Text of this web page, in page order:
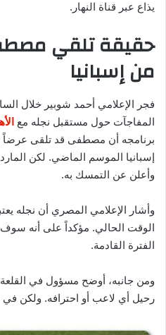
يذاع عبر قناة النهار.
حقيقة تلقي
من إسبانيا
فجر الإعلامي أحمد شوبير خلال
المفاجآت حول مستقبل نجله مع
برنامجه أن مصطفى قد تلقى
إسبانيا الموسم الماضي. لكن
وأعلن عن التمسك به.
وأشار الإعلامي المصري أن نجله
الوقت الحالي. مؤكداً على أنه
الفترة القادمة.
ومن جانبه، أوضح مسؤول في القلعة
رحيل أي لاعب أو احترافه. ولكن